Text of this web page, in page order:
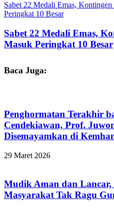
Sabet 22 Medali Emas,
Peringkat 10 Besar
Sabet 22 Medali Emas,
Masuk Peringkat 10 Besar
Baca Juga:
Penghormatan Terakhir
Cendekiawan, Prof.
Disemayamkan di
29 Maret 2026
Mudik Aman dan
Masyarakat Tak Ragu